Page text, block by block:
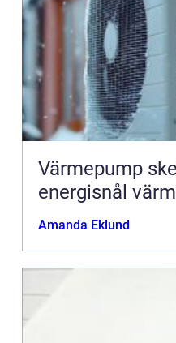
Värmepump
energisnål
Amanda Eklund